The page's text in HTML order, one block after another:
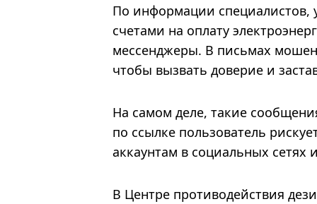
По информации специалистов,
счетами на оплату
мессенджеры. В письмах
чтобы вызвать доверие и
На самом деле, такие
по ссылке пользователь
аккаунтам в социальных
В Центре противодействия